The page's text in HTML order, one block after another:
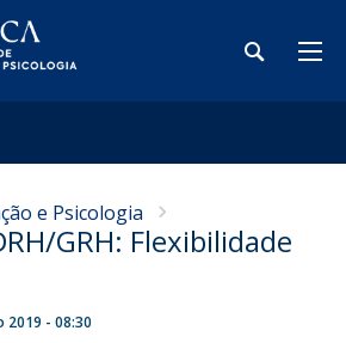
e Psicologia
GRH: Flexibilidade
2019 - 08:30